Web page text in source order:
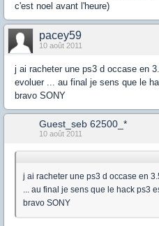
c'est noel avant l'heure)
pacey59
10 août 2011
j ai racheter une ps3 d occase en
evoluer ... au final je sens que le
bravo SONY
Guest_seb 62500_*
10 août 2011
j ai racheter une ps3 d occase en
... au final je sens que le hack ps3
bravo SONY